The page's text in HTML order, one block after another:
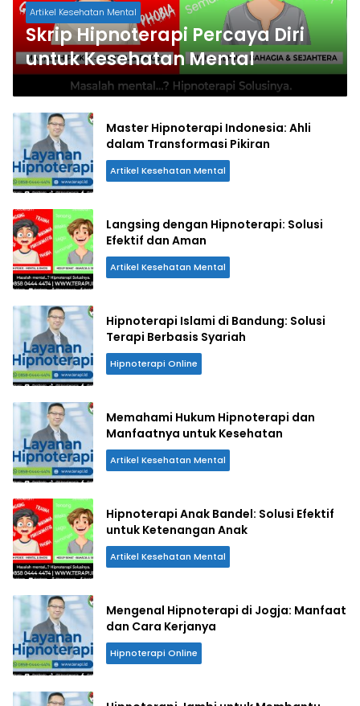
Artikel Kesehatan Mental
Skrip Hipnoterapi Percaya Diri
untuk Kesehatan Mental
Master Hipnoterapi Indonesia: Ahli
dalam Transformasi Pikiran
Artikel Kesehatan Mental
Langsing dengan Hipnoterapi: Solusi
Efektif dan Aman
Artikel Kesehatan Mental
Hipnoterapi Islami di Bandung: Solusi
Terapi Berbasis Syariah
Hipnoterapi Online
Memahami Hukum Hipnoterapi dan
Manfaatnya untuk Kesehatan
Artikel Kesehatan Mental
Hipnoterapi Anak Bandel: Solusi Efektif
untuk Ketenangan Anak
Artikel Kesehatan Mental
Mengenal Hipnoterapi di Jogja: Manfaat
dan Cara Kerjanya
Hipnoterapi Online